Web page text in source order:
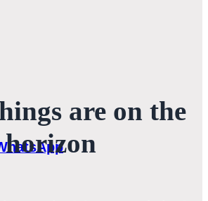
are on the
horizon